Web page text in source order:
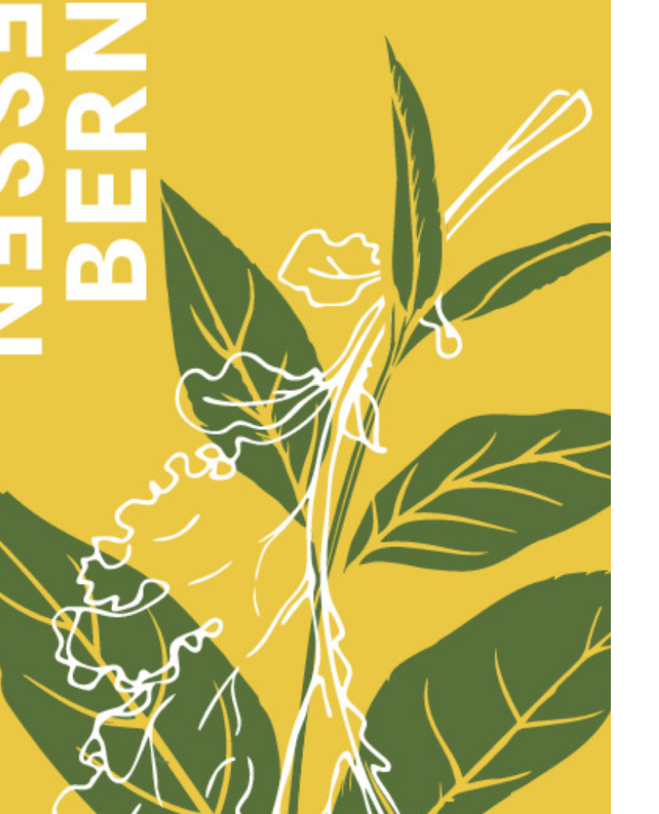
Bier vs. Wein
Samstag,
14.03.2026, 18 Uhr
http://www.eigerbern.ch/
Ausgebucht
Pierre DublerundMichel Gygax
sind mit Freunden auf
Tour zwecks kulinarischem Wettkampf.
Die Gastgeber*innen desRestaurant Eiger kochen ein
Fünf-Gang-Menü, dabei duellieren sich die beiden
Pierre Dubler (Bier) undMichel Gygax (Wein)
mit passenden Spezialitäten von ihren Partnern um die
Gunst der Gäste. Wer gewinnt? Bier oder Wein?
Kosten: CHF 160.00 (inkl. Menü, Bier, Wein, Wasser und
Espresso) / Verbindliche Reservationen gerneper Email .
Der Anlass startet pünktlich um 18 Uhr.
Stornobedingungen: 14 Tage im Voraus 50%,
anschliessend 100%
Achtung: Der Anlass ist ausgebucht. Wir führen eine
Warteliste.